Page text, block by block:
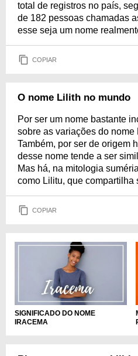
total de registros no país,
de 182 pessoas chamadas
esse seja um nome
COPIAR
O nome Lilith no mundo
Por ser um nome bastante
sobre as variações do nome
Também, por ser de origem
desse nome tende a ser
Mas há, na mitologia
como Lilitu, que compartilha
COPIAR
SIGNIFICADO DO NOME
IRACEMA